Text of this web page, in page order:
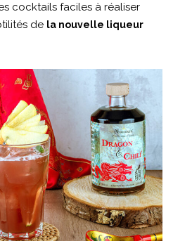
cocktails faciles à réaliser
de la nouvelle liqueur